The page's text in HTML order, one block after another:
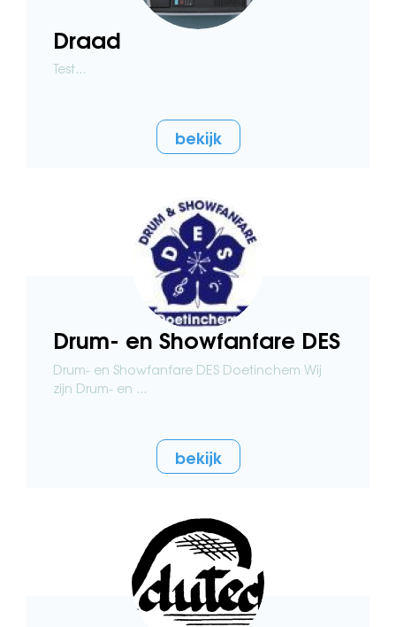
Draad
Test...
bekijk
Drum- en Showfanfare DES
Drum- en Showfanfare DES Doetinchem Wij
zijn Drum- en ...
bekijk